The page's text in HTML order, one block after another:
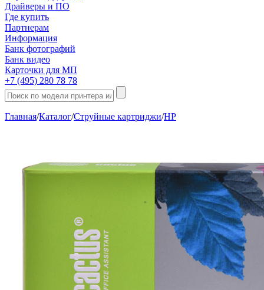
Драйверы и ПО
Где купить
Партнерам
Информация
Банк фотографий
Банк видео
Карточки для МП
+7 (495) 280 78 78
Главная/Каталог/Струйные картриджи/HP